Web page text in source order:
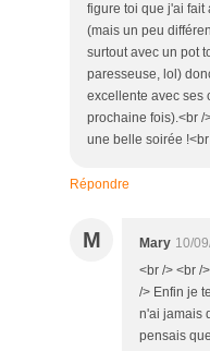
figure toi que j'ai fait
(mais un peu
surtout avec un pot
paresseuse, lol)
excellente avec ses
prochaine fois).<br /
une belle soirée
Répondre
M Mary 10/
<br /> <br /
/> Enfin je
n'ai jamais
pensais